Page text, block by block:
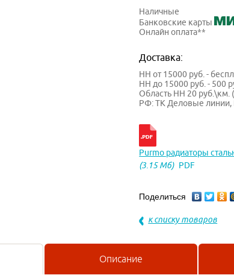
Наличные
Банковские карты
Онлайн оплата**
Доставка:
НН от 15000 руб. -
НН до 15000 руб. - 500
Область НН 20 руб.\км.
РФ: ТК Деловые линии,
Purmo радиаторы
(3.15 Мб) PDF
Поделиться
к списку товаров
Описание